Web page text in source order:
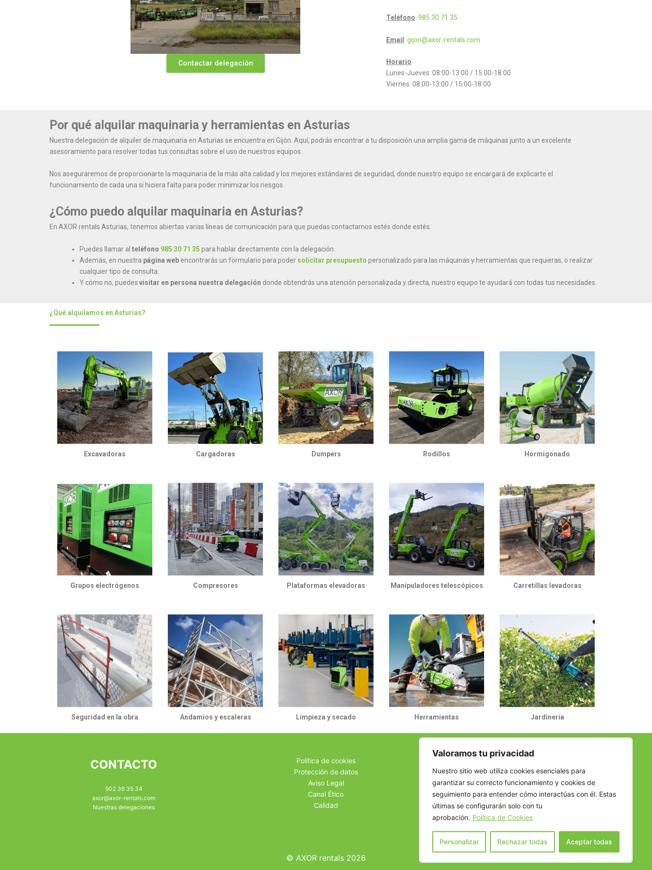
Valoramos tu privacidad
Nuestro sitio web utiliza cookies esenciales para
garantizar su correcto funcionamiento y cookies de
seguimiento para entender cómo interactúas con él. Estas
últimas se configurarán solo con tu
aprobación. Política de Cookies
Personalizar Rechazar todas Aceptar todas
Contactar delegación
Teléfono: 985 30 71 35
Email : gijon@axor-rentals.com
Horario:
Lunes-Jueves: 08:00-13:00 / 15:00-18:00
Viernes: 08:00-13:00 / 15:00-18:00
Por qué alquilar maquinaria y herramientas en Asturias
Nuestra delegación de alquiler de maquinaria en Asturias se encuentra en Gijón. Aquí, podrás encontrar a tu disposición una amplia gama de máquinas junto a un excelente
asesoramiento para resolver todas tus consultas sobre el uso de nuestros equipos.
Nos aseguraremos de proporcionarte la maquinaria de la más alta calidad y los mejores estándares de seguridad, donde nuestro equipo se encargará de explicarte el
funcionamiento de cada una si hiciera falta para poder minimizar los riesgos.
¿Cómo puedo alquilar maquinaria en Asturias?
En AXOR rentals Asturias, tenemos abiertas varias líneas de comunicación para que puedas contactarnos estés donde estés:
Puedes llamar al teléfono 985 30 71 35 para hablar directamente con la delegación.
Además, en nuestra página web encontrarás un formulario para poder solicitar presupuesto personalizado para las máquinas y herramientas que requieras, o realizar
cualquier tipo de consulta.
Y cómo no, puedes visitar en persona nuestra delegación donde obtendrás una atención personalizada y directa, nuestro equipo te ayudará con todas tus necesidades.
¿Qué alquilamos en Asturias?
Excavadoras Cargadoras Dumpers Rodillos Hormigonado
Grupos electrógenos Compresores Plataformas elevadoras Manipuladores telescópicos Carretillas levadoras
Seguridad en la obra Andamios y escaleras Limpieza y secado Herramientas Jardinería
CONTACTO
902 36 35 34
axor@axor-rentals.com
Nuestras delegaciones
Política de cookies
Protección de datos
Aviso Legal
Canal Ético
Calidad
© AXOR rentals 2026